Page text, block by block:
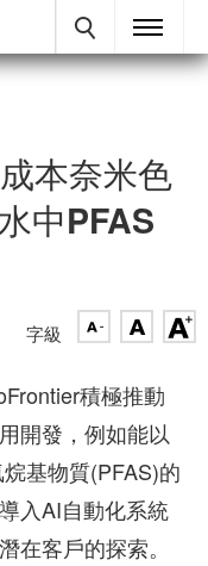
本奈米色
中PFAS
字級
積極推動
開發，例如能以
基物質(PFAS)的
入AI自動化系統
在客戶的探索。